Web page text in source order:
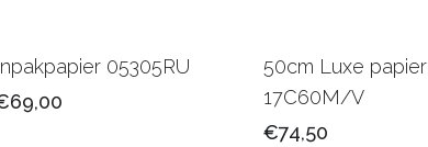
05305RU
50cm Luxe papier
17C60M/V
€74,50